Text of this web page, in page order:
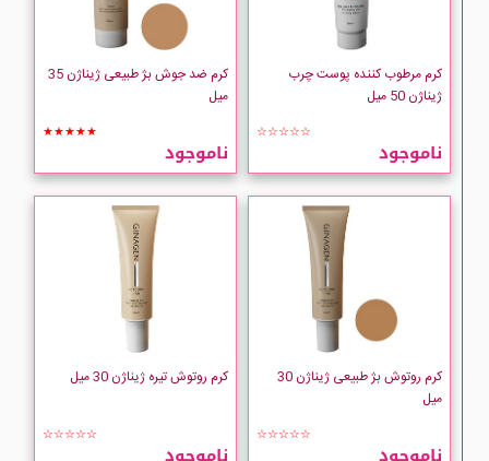
کرم مرطوب کننده پوست چرب
ژیناژن 50 میل
☆☆☆☆☆
ناموجود
کرم ضد جوش بژ طبیعی ژیناژن 35
میل
★★★★★
ناموجود
کرم روتوش بژ طبیعی ژیناژن 30
میل
☆☆☆☆☆
کرم روتوش تیره ژیناژن 30 میل
☆☆☆☆☆